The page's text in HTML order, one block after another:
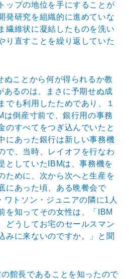
ップの地位を手にすることが
発研究を組織的に進めていな
繊維状に凝結したものを洗い
り直すことを繰り返していた
ぬことから何が得られるか教
あるのは、まさに予期せぬ成
でも利用したためであり、１
は倒産寸前で、銀行用の事務
のすべてをつぎ込んでいたと
にあった銀行は新しい事務機
で、当時、レイオフを行なわ
としていたIBMは、事務機を
ために、次から次へと生産を
にあった頃、ある晩餐会で
ワトソン・ジュニアの隣に1人
を知ってその女性は、「IBM
どうしてお宅のセールスマン
みに来ないのですか。」と聞
館長であることを知ったので